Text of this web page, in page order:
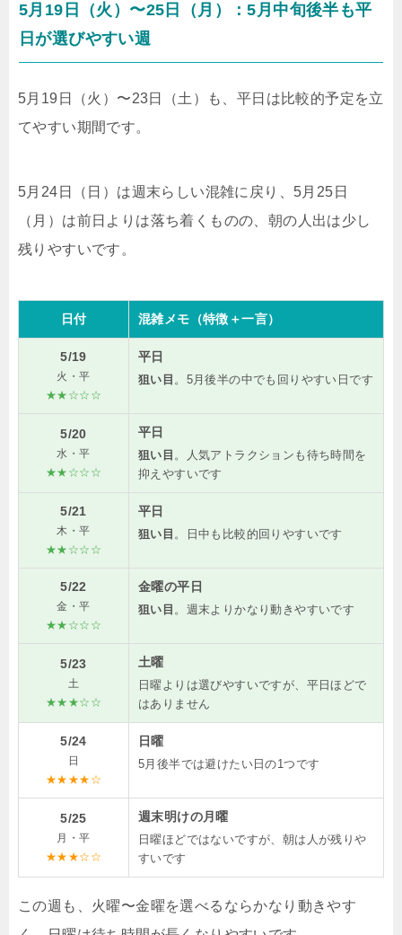
5月19日（火）〜25日（月）：5月中旬後半も平
日が選びやすい週
5月19日（火）〜23日（土）も、平日は比較的予定を立
てやすい期間です。
5月24日（日）は週末らしい混雑に戻り、5月25日
（月）は前日よりは落ち着くものの、朝の人出は少し
残りやすいです。
日付 混雑メモ（特徴＋一言）
5/19
火・平
★★☆☆☆
平日
狙い目 。5月後半の中でも回りやすい日です
5/20
水・平
★★☆☆☆
平日
狙い目 。人気アトラクションも待ち時間を
抑えやすいです
5/21
木・平
★★☆☆☆
平日
狙い目 。日中も比較的回りやすいです
5/22
金・平
★★☆☆☆
金曜の平日
狙い目 。週末よりかなり動きやすいです
5/23
土
★★★☆☆
土曜
日曜よりは選びやすいですが、平日ほどで
はありません
5/24
日
★★★★☆
日曜
5月後半では避けたい日の1つです
5/25
月・平
★★★☆☆
週末明けの月曜
日曜ほどではないですが、朝は人が残りや
すいです
この週も、火曜〜金曜を選べるならかなり動きやす